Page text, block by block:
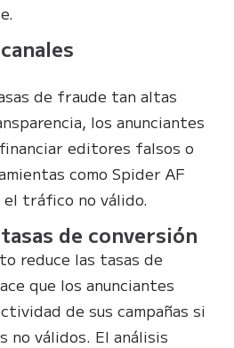
de fraude tan altas
los anunciantes
editores falsos o
como Spider AF
tráfico no válido.
de conversión
reduce las tasas de
que los anunciantes
de sus campañas si
no válidos. El análisis